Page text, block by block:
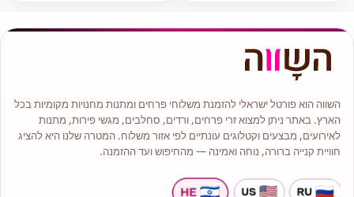
כל זר או סידור יגיע על בית המקבל על
אתם מוזמנים לבקר אותנו בכתובת:
חיים עוזר 7 פתח תקווה.
עד השעה 21:00.
בימי שיש עד השעה 17:00.
אנו מציעים מגוון רחב של סוגי פרחים
איכותיים כגון: ורדים, סחלבים, ליליות,
חרציות ,שושן צחור ועוד.
השווה הוא פורטל ישראלי להזמנת משלוחי פרחים ומתנות מחנויות מקומיות בכל
הארץ. באתר ניתן למצוא זרי פרחים, ורדים, סחלבים, מגשי פירות, מתנות
לאירועים, מבצעים וקטלוגים עונתיים לפי אזור משלוח. המטרה שלנו היא להציג
חוויית קנייה ברורה, נוחה ואמינה — מהחיפוש ועד ההזמנה.